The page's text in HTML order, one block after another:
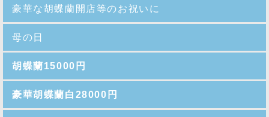
豪華な胡蝶蘭開店等のお祝いに
母の日
胡蝶蘭15000円
豪華胡蝶蘭白28000円